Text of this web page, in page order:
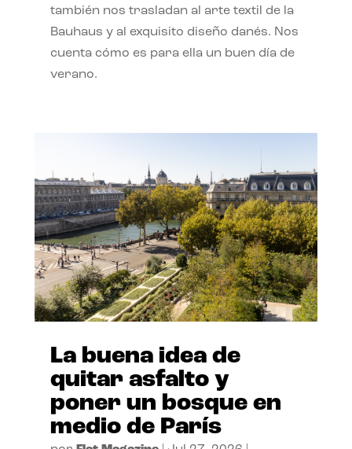
también nos trasladan al arte textil de la
Bauhaus y al exquisito diseño danés. Nos
cuenta cómo es para ella un buen día de
verano.
La buena idea de
quitar asfalto y
poner un bosque en
medio de París